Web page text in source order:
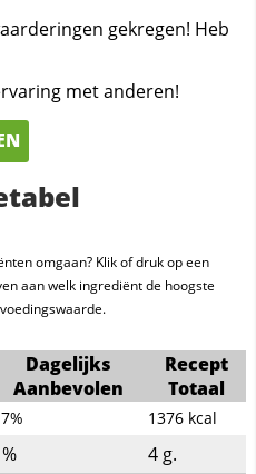
gekregen! Heb
met anderen!
omgaan? Klik of druk op een
aan welk ingrediënt de hoogste
Dagelijks
Aanbevolen
Recept
Totaal
1376 kcal
4 g.